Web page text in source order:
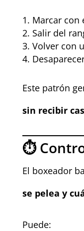
Marcar con
Salir del
Volver con
Este patrón
sin recibir
⏱️
El boxeador
se pelea y
Puede: